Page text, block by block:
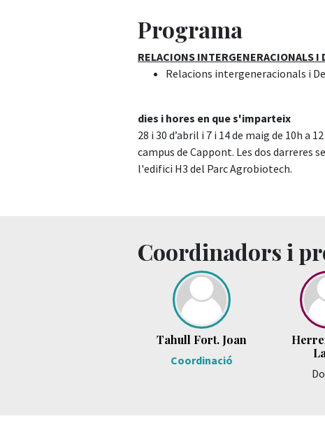
Programa
RELACIONS INTERGENERACIONALS
Relacions intergeneracionals i
dies i hores en que s'imparteix
28 i 30 d’abril i 7 i 14 de maig de 10h a
campus de Cappont. Les dos darreres
l'edifici H3 del Parc Agrobiotech.
Coordinadors i
Tahull Fort. Joan
Coordinació